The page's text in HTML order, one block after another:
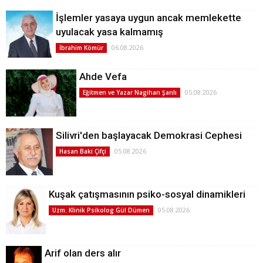
İşlemler yasaya uygun ancak memlekette
uyulacak yasa kalmamış
İbrahim Kömür 06.08.2026
Ahde Vefa
Eğitmen ve Yazar Nagihan Şanlı 05.08.2026
Silivri'den başlayacak Demokrasi Cephesi
Hasan Baki Çifçi 05.08.2026
Kuşak çatışmasının psiko-sosyal dinamikleri
Uzm. Klinik Psikolog Gül Dümen 05.08.2026
Arif olan ders alır